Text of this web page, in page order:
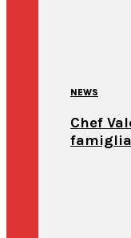
NEWS
Chef
famiglia